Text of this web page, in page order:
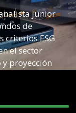
junior
de
criterios ESG
el sector
proyección